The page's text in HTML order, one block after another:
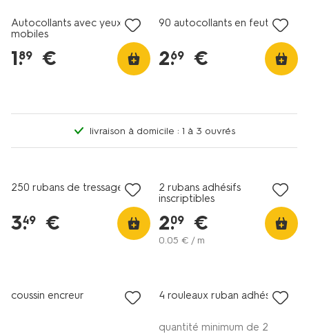
Autocollants avec yeux
mobiles
1.
89 €
90 autocollants en feutrine
2.
69 €
livraison à domicile : 1 à 3 ouvrés
250 rubans de tressage
3.
49 €
2 rubans adhésifs
inscriptibles
2.
09 €
0.05 € / m
coussin encreur 4 rouleaux ruban adhésif
quantité minimum de 2